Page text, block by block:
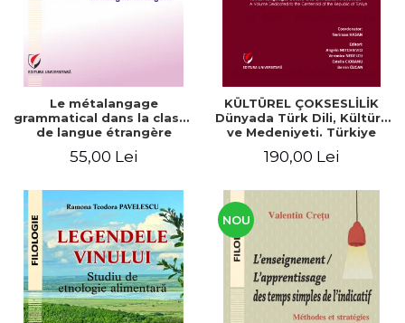
Le métalangage
grammatical dans la classe
de langue étrangère
55,00 Lei
KÜLTÜREL ÇOKSESLİLİK
Dünyada Türk Dili, Kültürü
ve Medeniyeti. Türkiye
Armağan/ POLIFONII
și civilizația turcă în lume.
Centenarului
190,00 Lei
NOU